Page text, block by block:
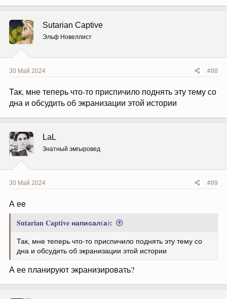
ц
и
и
:
Sutarian Captive
Эльф Новеллист
30 Май 2024 #88
Так, мне теперь что-то приспичило поднять эту тему со
дна и обсудить об экранизации этой истории
LaL
Знатный эмгыровед
30 Май 2024 #89
А ее
Sutarian Captive написал(а):
Так, мне теперь что-то приспичило поднять эту тему со
дна и обсудить об экранизации этой истории
А ее планируют экранизировать?